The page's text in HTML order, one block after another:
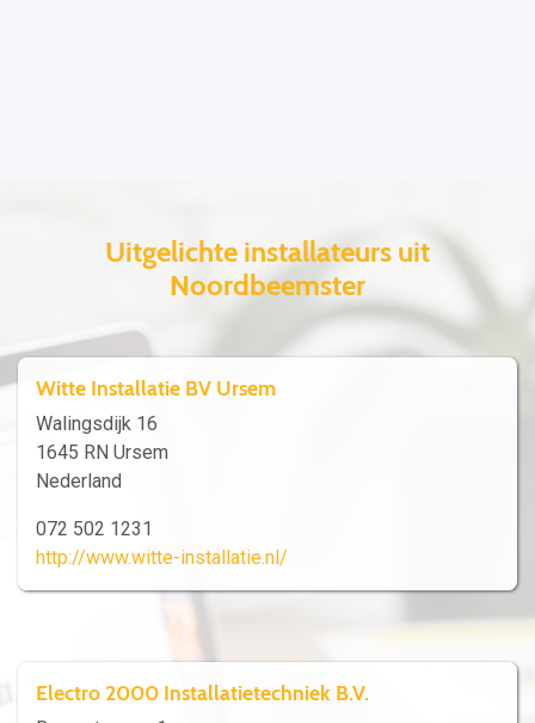
Uitgelichte installateurs uit
Noordbeemster
Witte Installatie BV Ursem
Walingsdijk 16
1645 RN Ursem
Nederland
072 502 1231
http://www.witte-installatie.nl/
Electro 2000 Installatietechniek B.V.